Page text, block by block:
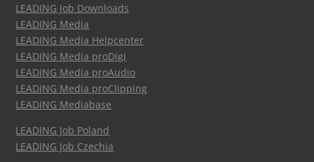
LEADING Job Downloads
LEADING Media
LEADING Media Helpcenter
LEADING Media proDigi
LEADING Media proAudio
LEADING Media proClipping
LEADING Mediabase
LEADING Job Poland
LEADING Job Czechia